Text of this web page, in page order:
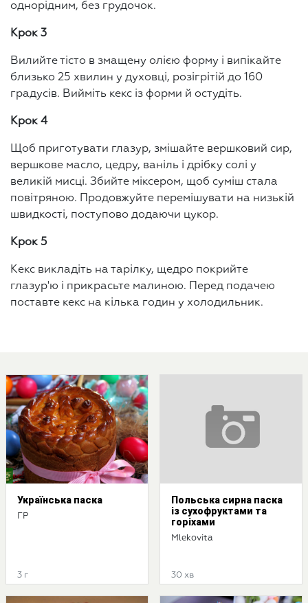
однорідним, без грудочок.
Крок 3
Вилийте тісто в змащену олією форму і випікайте
близько 25 хвилин у духовці, розігрітій до 160
градусів. Вийміть кекс із форми й остудіть.
Крок 4
Щоб приготувати глазур, змішайте вершковий сир,
вершкове масло, цедру, ваніль і дрібку солі у
великій мисці. Збийте міксером, щоб суміш стала
повітряною. Продовжуйте перемішувати на низькій
швидкості, поступово додаючи цукор.
Крок 5
Кекс викладіть на тарілку, щедро покрийте
глазур'ю і прикрасьте малиною. Перед подачею
поставте кекс на кілька годин у холодильник.
Українська паска
ГР
3 г
Польська сирна паска
із сухофруктами та
горіхами
Mlekovita
30 хв